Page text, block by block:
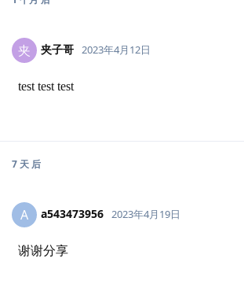
夹 夹子哥 2023年4月12日
test test test
7 天后
A a543473956 2023年4月19日
谢谢分享